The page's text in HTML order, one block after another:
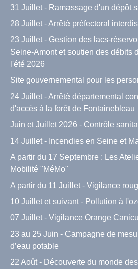
31 Juillet - Ramassage d'un dépôt
28 Juillet - Arrêté préfectoral
23 Juillet - Gestion des lacs-
Seine-Amont et soutien des débits
l'été 2026
Site gouvernemental pour les
24 Juillet - Arrêté départemental
d'accès à la forêt de Fontainebleau
Juin et Juillet 2026 - Contrôle
14 Juillet - Incendies en Seine et
A partir du 17 Septembre : Les
Mobilité "MéMo"
A partir du 11 Juillet - Vigilance
10 Juillet et suivant - Pollution à
07 Juillet - Vigilance Orange
23 au 25 Juin - Campagne de
d’eau potable
22 Août - Découverte du monde